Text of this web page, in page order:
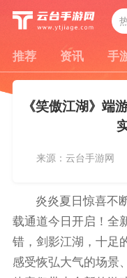
推荐 资讯 手
《笑傲江湖》端
来源：云台手游网
炎炎夏日惊喜不
载通道今日开启！全
错，剑影江湖，十足
感受恢弘大气的场景